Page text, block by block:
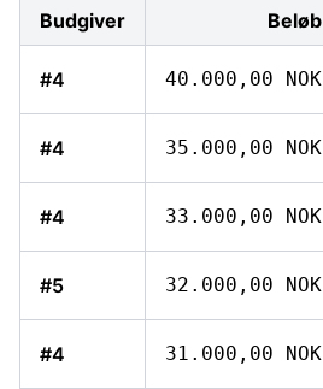
Budgiver Beløb
#4 40.000,00 NOK
#4 35.000,00 NOK
#4 33.000,00 NOK
#5 32.000,00 NOK
#4 31.000,00 NOK